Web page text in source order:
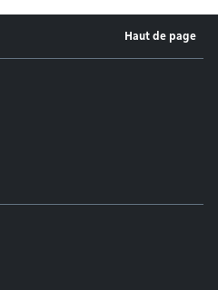
Haut de page